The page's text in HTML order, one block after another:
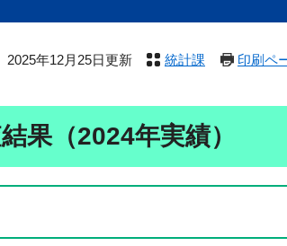
2025年12月25日更新 統計課 印刷ペ
果（2024年実績）